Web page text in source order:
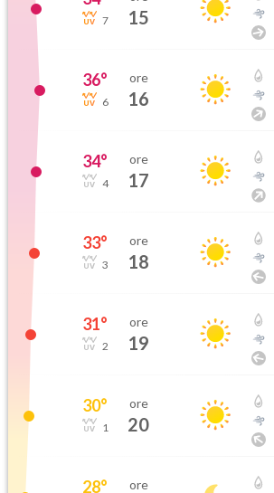
7 15
36°
6
ore
16
34°
4
ore
17
33°
3
ore
18
31°
2
ore
19
30°
1
ore
20
28° ore